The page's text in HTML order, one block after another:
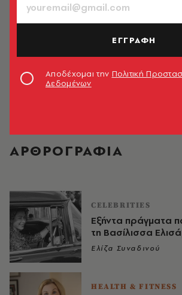
ΑΡΘΡΟΓΡΑΦΙΑ
CELEBRITIES
Εξήντα πράγματα
τη Βασίλισσα
Ελίζα Συναδινού
HEALTH & FITNESS
ΕΓΓΡΑΦΗ
Αποδέχομαι την Πολιτική
Δεδομένων